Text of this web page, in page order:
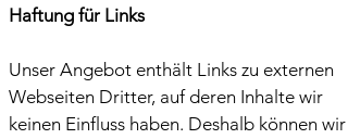
Haftung für Links
Unser Angebot enthält Links zu externen
Webseiten Dritter, auf deren Inhalte wir
keinen Einfluss haben. Deshalb können wir